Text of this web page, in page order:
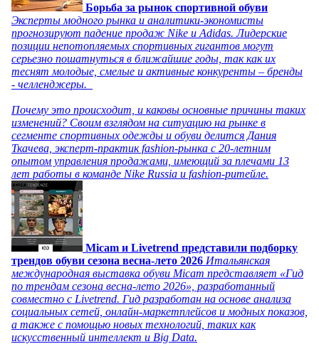
Борьба за рынок спортивной обуви
Эксперты модного рынка и аналитики-экономисты
прогнозируют падение продаж Nike и Adidas. Лидерские
позиции непотопляемых спортивных гигантов могут
серьезно пошатнуться в ближайшие годы, так как их
теснят молодые, смелые и активные конкуренты – бренды
- челленджеры.
Почему это происходит, и каковы основные причины таких
изменений? Своим взглядом на ситуацию на рынке в
сегменте спортивных одежды и обуви делится Дания
Ткачева, эксперт-практик fashion-рынка с 20-летним
опытом управления продажами, имеющий за плечами 13
лет работы в команде Nike Russia и fashion-ритейле.
Micam и Livetrend представили подборку
трендов обуви сезона весна-лето 2026 Итальянская
международная выставка обуви Micam представляет «Гид
по трендам сезона весна-лето 2026», разработанный
совместно с Livetrend. Гид разработан на основе анализа
социальных сетей, онлайн-маркетплейсов и модных показов,
а также с помощью новых технологий, таких как
искусственный интеллект и Big Data.